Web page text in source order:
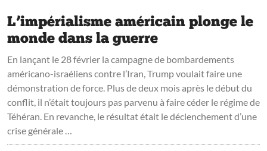
L’impérialisme américain plonge le
monde dans la guerre
En lançant le 28 février la campagne de bombardements
américano-israéliens contre l’Iran, Trump voulait faire une
démonstration de force. Plus de deux mois après le début du
conflit, il n’était toujours pas parvenu à faire céder le régime de
Téhéran. En revanche, le résultat était le déclenchement d’une
crise générale …